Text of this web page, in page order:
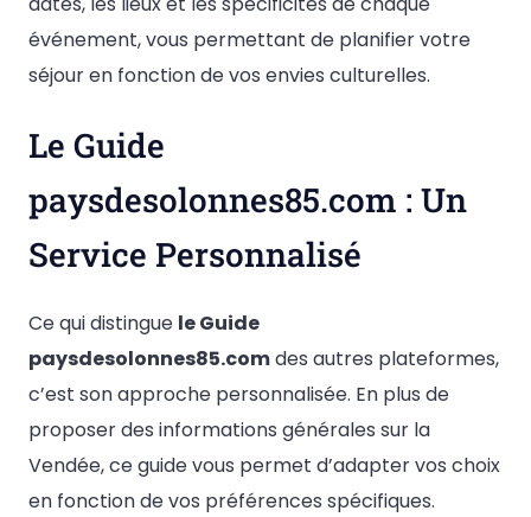
événement, vous permettant de planifier votre
séjour en fonction de vos envies culturelles.
Le Guide
paysdesolonnes85.com : Un
Service Personnalisé
Ce qui distingue le Guide
paysdesolonnes85.comdes autres plateformes,
c’est son approche personnalisée. En plus de
proposer des informations générales sur la
Vendée, ce guide vous permet d’adapter vos choix
en fonction de vos préférences spécifiques.